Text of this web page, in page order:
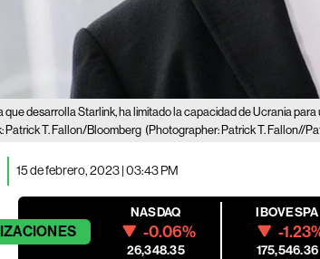
que desarrolla Starlink, ha limitado la capacidad de Ucrania
Patrick T. Fallon/Bloomberg (Photographer: Patrick T. Fallon//
15 de febrero, 2023 | 03:43 PM
NASDAQ
-0.06%
26,348.35
IBOVESPA
-
175,546.36